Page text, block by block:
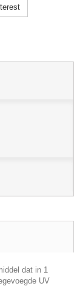
dat in 1
UV